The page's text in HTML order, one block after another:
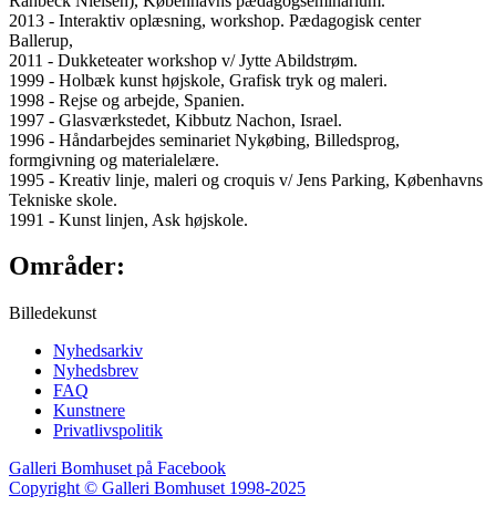
2013 - Interaktiv oplæsning, workshop. Pædagogisk center
Ballerup,
2011 - Dukketeater workshop v/ Jytte Abildstrøm.
1999 - Holbæk kunst højskole, Grafisk tryk og maleri.
1998 - Rejse og arbejde, Spanien.
1997 - Glasværkstedet, Kibbutz Nachon, Israel.
1996 - Håndarbejdes seminariet Nykøbing, Billedsprog,
formgivning og materialelære.
1995 - Kreativ linje, maleri og croquis v/ Jens Parking, Københavns
Tekniske skole.
1991 - Kunst linjen, Ask højskole.
Områder:
Billedekunst
Nyhedsarkiv
Nyhedsbrev
FAQ
Kunstnere
Privatlivspolitik
Galleri Bomhuset på Facebook
Copyright © Galleri Bomhuset 1998-2025